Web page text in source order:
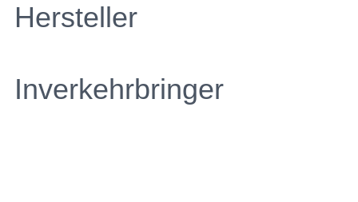
Hersteller
Inverkehrbringer